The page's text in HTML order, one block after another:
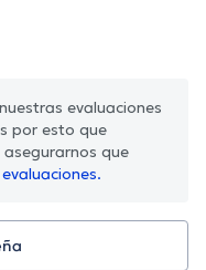
evaluaciones
por esto que
que